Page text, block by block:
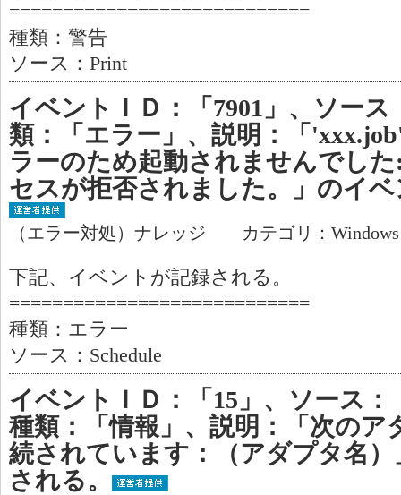
============================
種類：警告
ソース：Print
イベントＩＤ：「7901」、ソース
類：「エラー」、説明：「
ラーのため起動されませんでし
セスが拒否されました。」のイ
（エラー対処）ナレッジ カテゴリ：
下記、イベントが記録される。
============================
種類：エラー
ソース：Schedule
イベントＩＤ：「15」、ソース
種類：「情報」、説明：「次のア
続されています：（アダプタ名
される。